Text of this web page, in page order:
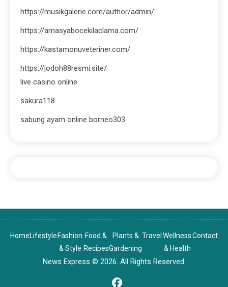
https://musikgalerie.com/author/admin/
https://amasyabocekilaclama.com/
https://kastamonuveteriner.com/
https://jodoh88resmi.site/
live casino online
sakura118
sabung ayam online borneo303
HomeLifestyle Fashion
& Style
Food &
Recipes
Plants &
Gardening
Travel Wellness
& Health
Contact
News Express © 2026. All Rights Reserved.